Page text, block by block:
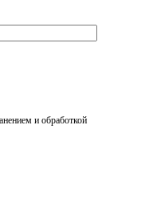
и обработкой